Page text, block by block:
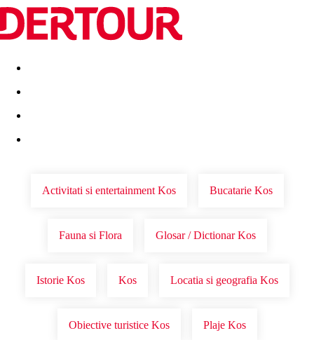
Destinatii Vacanta perfecta OFERTE DE NERATAT
Activitati si entertainment Kos Bucatarie Kos
Fauna si Flora Glosar / Dictionar Kos
Istorie Kos Kos Locatia si geografia Kos
Obiective turistice Kos Plaje Kos